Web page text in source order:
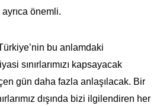
önemli.
bu anlamdaki
sınırlarımızı kapsayacak
gün daha fazla anlaşılacak. Bir
dışında bizi ilgilendiren her